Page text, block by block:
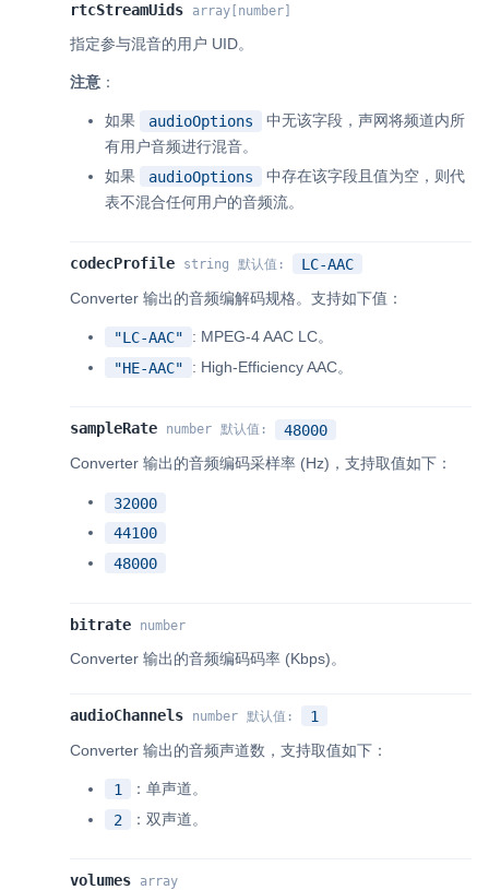
rtcStreamUids array [number]
指定参与混音的用户 UID。
注意 ：
如果 audioOptions
中无该字段，声网将频道内所
有用户音频进行混音。
如果
audioOptions
中存在该字段且值为空，则代
表不混合任何用户的音频流。
codecProfile string 默认值 :
LC-AAC
Converter 输出的音频编解码规格。支持如下值：
"LC-AAC"
: MPEG-4 AAC LC。
"HE-AAC"
: High-Efficiency AAC。
sampleRate number 默认值 :
48000
Converter 输出的音频编码采样率 (Hz)，支持取值如下：
32000
44100
48000
bitrate number
Converter 输出的音频编码码率 (Kbps)。
audioChannels number 默认值 :
1
Converter 输出的音频声道数，支持取值如下：
1
：单声道。
2
：双声道。
volumes array